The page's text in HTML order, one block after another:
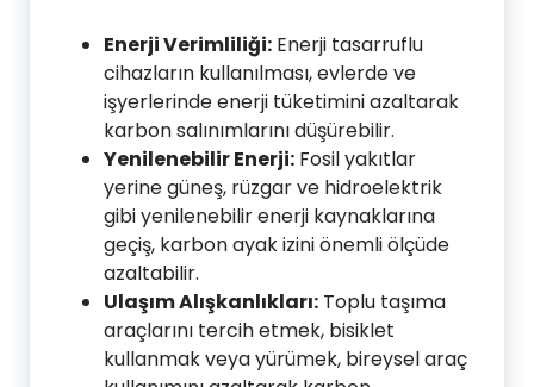
Enerji Verimliliği: Enerji tasarruflu
cihazların kullanılması, evlerde ve
işyerlerinde enerji tüketimini azaltarak
karbon salınımlarını düşürebilir.
Yenilenebilir Enerji: Fosil yakıtlar
yerine güneş, rüzgar ve hidroelektrik
gibi yenilenebilir enerji kaynaklarına
geçiş, karbon ayak izini önemli ölçüde
azaltabilir.
Ulaşım Alışkanlıkları: Toplu taşıma
araçlarını tercih etmek, bisiklet
kullanmak veya yürümek, bireysel araç